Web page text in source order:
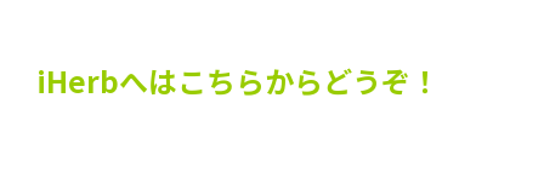
iHerbへはこちらからどうぞ！